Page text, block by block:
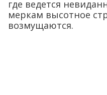
где ведется
меркам высотное
возмущаются.